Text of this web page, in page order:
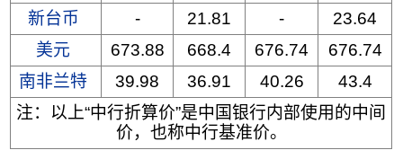
新台币 - 21.81 -
23.64
美元
673.88 668.4 676.74
676.74
南非兰特
39.98 36.91 40.26
43.4
注：以上“中行折算价”是中国银行内部使用的中间
价，也称中行基准价。